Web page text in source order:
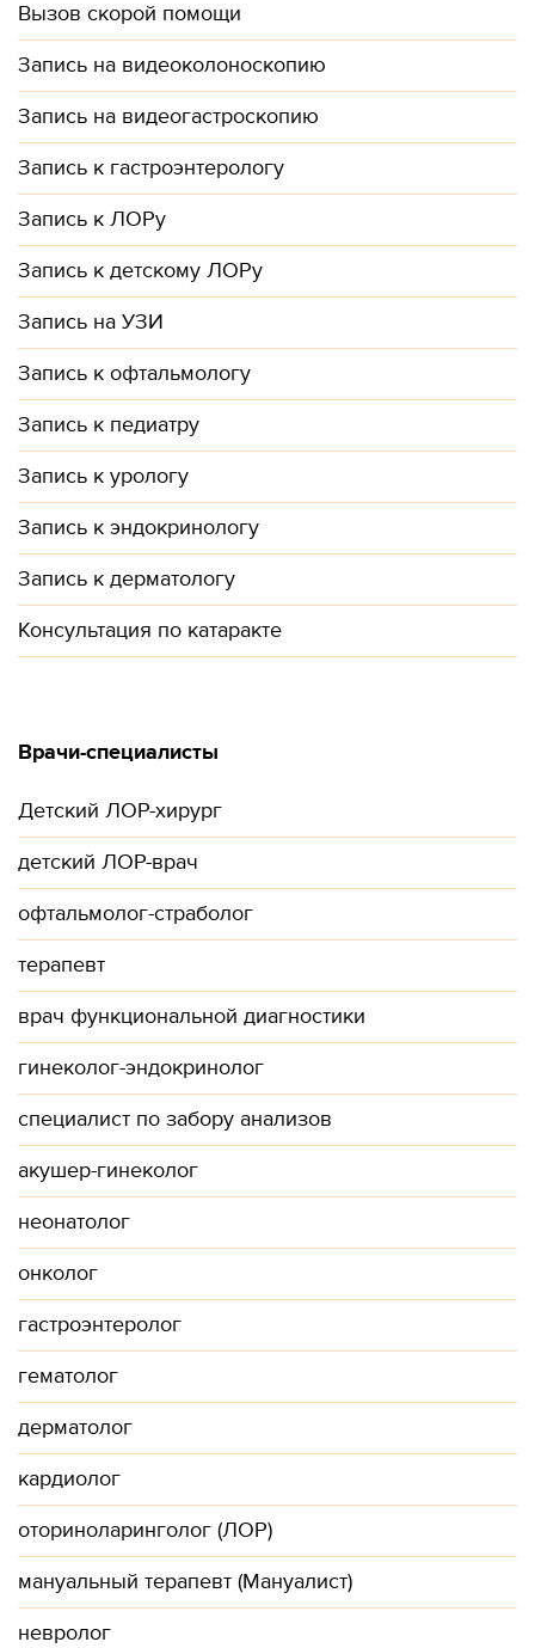
Вызов скорой помощи
Запись на видеоколоноскопию
Запись на видеогастроскопию
Запись к гастроэнтерологу
Запись к ЛОРу
Запись к детскому ЛОРу
Запись на УЗИ
Запись к офтальмологу
Запись к педиатру
Запись к урологу
Запись к эндокринологу
Запись к дерматологу
Консультация по катаракте
Врачи-специалисты
Детский ЛОР-хирург
детский ЛОР-врач
офтальмолог-страболог
терапевт
врач функциональной диагностики
гинеколог-эндокринолог
специалист по забору анализов
акушер-гинеколог
неонатолог
онколог
гастроэнтеролог
гематолог
дерматолог
кардиолог
оториноларинголог (ЛОР)
мануальный терапевт (Мануалист)
невролог